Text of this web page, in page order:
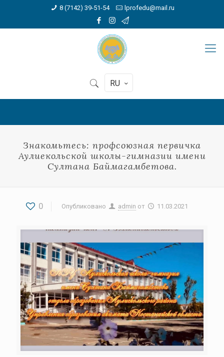
8 (7142) 39-51-54 lprofedu@mail.ru
RU
Знакомьтесь: профсоюзная первичка
Аулиекольской школы-гимназии имени
Султана Баймагамбетова.
0 Опубликовано admin от 11.03.2021